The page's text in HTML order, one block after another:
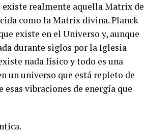
existe realmente aquella Matrix de
como la Matrix divina. Planck
existe en el Universo y, aunque
durante siglos por la Iglesia
nada físico y todo es una
un universo que está repleto de
vibraciones de energía que